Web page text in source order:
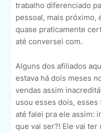
trabalho diferenciado
pessoal, mais próximo,
quase praticamente
até conversei com.
Alguns dos afiliados
estava há dois meses
vendas assim
usou esses dois, esses
até falei pra ele assim:
que vai ser?! Ele vai ter